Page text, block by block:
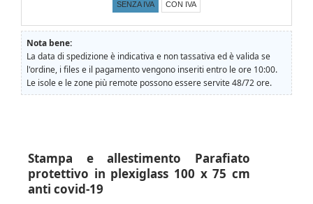
SENZA IVA CON IVA
Nota bene:
La data di spedizione è indicativa e non tassativa ed è valida se
l'ordine, i files e il pagamento vengono inseriti entro le ore 10:00.
Le isole e le zone più remote possono essere servite 48/72 ore.
Stampa e allestimento Parafiato
protettivo in plexiglass 100 x 75 cm
anti covid-19